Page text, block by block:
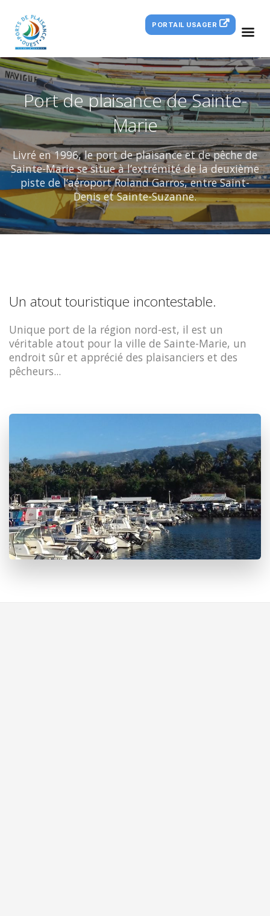
PORTAIL USAGER
Port de plaisance de Sainte-
Marie
Livré en 1996, le port de plaisance et de pêche de
Sainte-Marie se situe à l’extrémité de la deuxième
piste de l’aéroport Roland Garros, entre Saint-
Denis et Sainte-Suzanne.
Un atout touristique incontestable.
Unique port de la région nord-est, il est un
véritable atout pour la ville de Sainte-Marie, un
endroit sûr et apprécié des plaisanciers et des
pêcheurs...